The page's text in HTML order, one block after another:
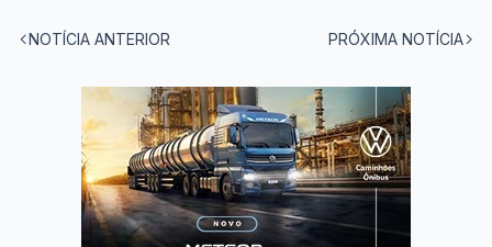
NOTÍCIA ANTERIOR PRÓXIMA NOTÍCIA